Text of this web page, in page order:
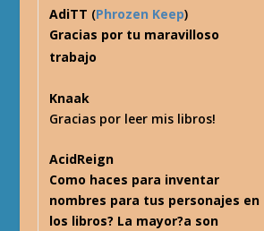
AdiTT (Phrozen Keep)
Gracias por tu maravilloso
trabajo
Knaak
Gracias por leer mis libros!
AcidReign
Como haces para inventar
nombres para tus personajes en
los libros? La mayor?a son